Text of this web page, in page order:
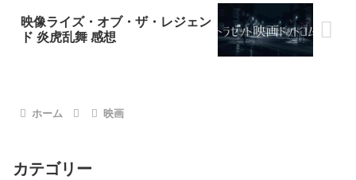
映像ライズ・オブ・ザ・レジェン
ド 炎虎乱舞 感想
ホーム 映画
カテゴリー